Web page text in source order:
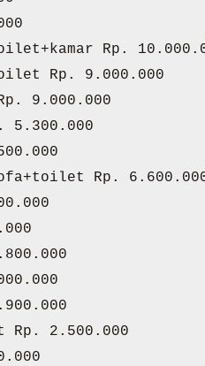
Rp.
Rp. 9.000.000
9.000.000
5.300.000
Rp.
Rp. 2.500.000